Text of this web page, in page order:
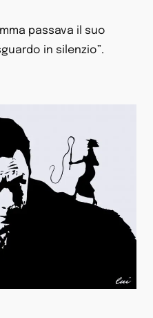
passava il suo
in silenzio”.